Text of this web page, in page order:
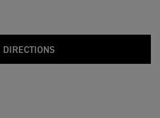
DIRECTIONS